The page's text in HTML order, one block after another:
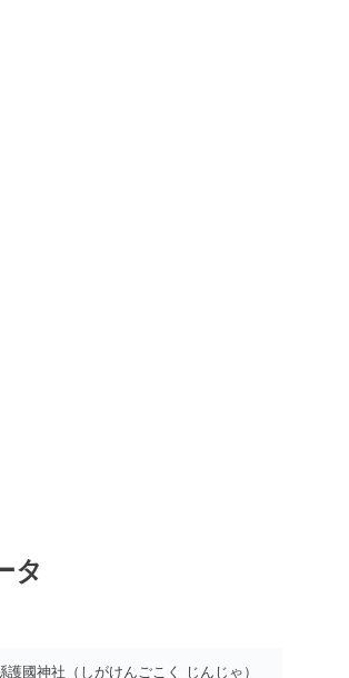
タ
護國神社（しがけんごこく じんじゃ）